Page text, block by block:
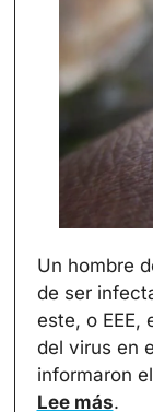
Un hombre
de ser
este, o EEE,
del virus en
Lee más.